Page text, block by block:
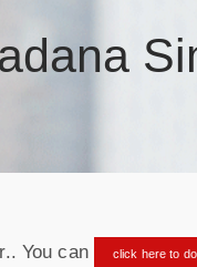
You can click here to